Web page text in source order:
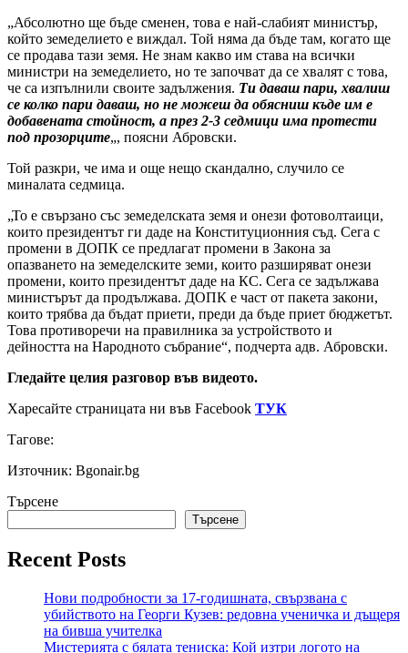
„Абсолютно ще бъде сменен, това е най-слабият министър,
който земеделието е виждал. Той няма да бъде там, когато ще
се продава тази земя. Не знам какво им става на всички
министри на земеделието, но те започват да се хвалят с това,
че са изпълнили своите задължения. Ти даваш пари, хвалиш
се колко пари даваш, но не можеш да обясниш къде им е
добавената стойност, а през 2-3 седмици има протести
под прозорците„, поясни Абровски.
Той разкри, че има и още нещо скандално, случило се
миналата седмица.
„То е свързано със земеделската земя и онези фотоволтаици,
които президентът ги даде на Конституционния съд. Сега с
промени в ДОПК се предлагат промени в Закона за
опазването на земеделските земи, които разширяват онези
промени, които президентът даде на КС. Сега се задължава
министърът да продължава. ДОПК е част от пакета закони,
които трябва да бъдат приети, преди да бъде приет бюджетът.
Това противоречи на правилника за устройството и
дейността на Народното събрание“, подчерта адв. Абровски.
Гледайте целия разговор във видеото.
Харесайте страницата ни във Facebook ТУК
Тагове:
Източник: Bgonair.bg
Търсене
Търсене
Recent Posts
Нови подробности за 17-годишната, свързвана с
убийството на Георги Кузев: редовна ученичка и дъщеря
на бивша учителка
Мистерията с бялата тениска: Кой изтри логото на